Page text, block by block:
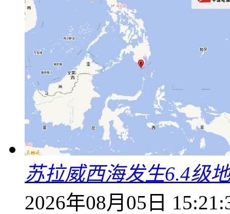
苏拉威西海发生6.4级
2026年08月05日